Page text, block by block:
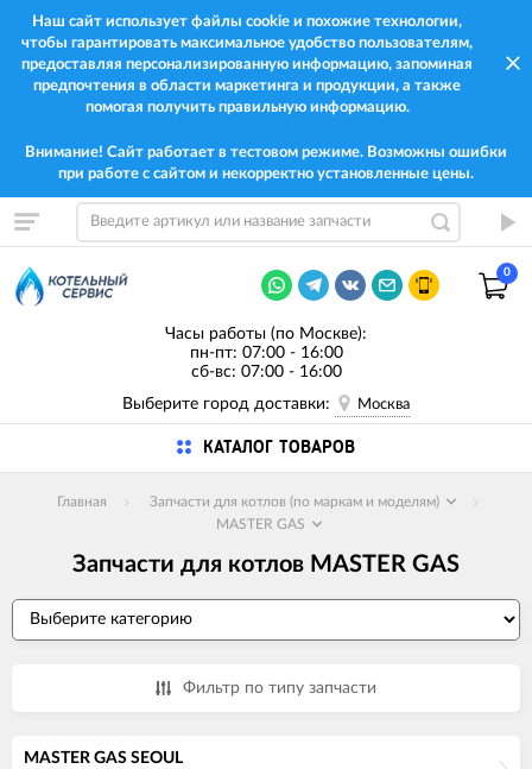
Наш сайт использует файлы cookie и похожие технологии,
чтобы гарантировать максимальное удобство пользователям,
предоставляя персонализированную информацию, запоминая
предпочтения в области маркетинга и продукции, а также
помогая получить правильную информацию.
Внимание! Сайт работает в тестовом режиме. Возможны ошибки
при работе с сайтом и некорректно установленные цены.
0
Часы работы (по Москве):
пн-пт: 07:00 - 16:00
сб-вс: 07:00 - 16:00
Выберите город доставки:
Москва
КАТАЛОГ ТОВАРОВ
Главная
Запчасти для котлов (по маркам и моделям)
MASTER GAS
Запчасти для котлов MASTER GAS
Фильтр по типу запчасти
MASTER GAS SEOUL